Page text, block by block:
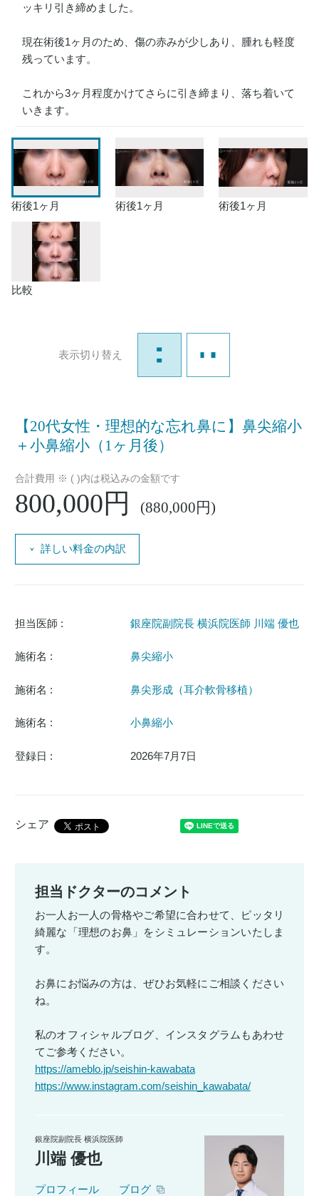
ッキリ引き締めました。
現在術後1ヶ月のため、傷の赤みが少しあり、腫れも軽度
残っています。
これから3ヶ月程度かけてさらに引き締まり、落ち着いて
いきます。
術後1ヶ月 術後1ヶ月 術後1ヶ月
比較
表示切り替え
【20代女性・理想的な忘れ鼻に】鼻尖縮小
＋小鼻縮小（1ヶ月後）
合計費用 ※ ( )内は税込みの金額です
800,000円 (880,000円)
詳しい料金の内訳
担当医師 : 銀座院副院長 横浜院医師 川端 優也
施術名 : 鼻尖縮小
施術名 : 鼻尖形成（耳介軟骨移植）
施術名 : 小鼻縮小
登録日 : 2026年7月7日
シェア
担当ドクターのコメント
お一人お一人の骨格やご希望に合わせて、ピッタリ
綺麗な「理想のお鼻」をシミュレーションいたしま
す。
お鼻にお悩みの方は、ぜひお気軽にご相談ください
ね。
私のオフィシャルブログ、インスタグラムもあわせ
てご参考ください。
https://ameblo.jp/seishin-kawabata
https://www.instagram.com/seishin_kawabata/
銀座院副院長 横浜院医師
川端 優也
プロフィール ブログ